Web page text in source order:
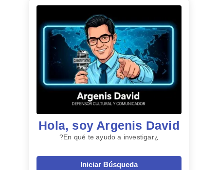
Hola, soy Argenis David
¿En qué te ayudo a investigar?
Iniciar Búsqueda